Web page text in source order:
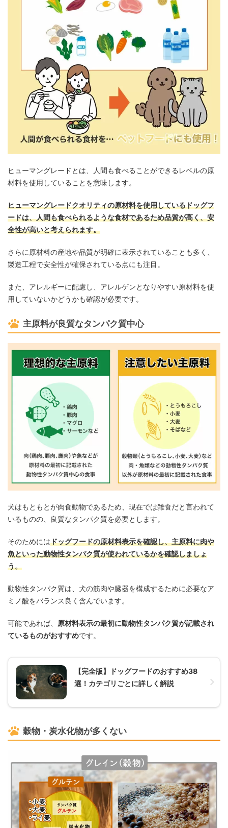
ヒューマングレードとは、人間も食べることができるレベルの原
材料を使用していることを意味します。
ヒューマングレードクオリティの原材料を使用しているドッグフ
ードは、人間も食べられるような食材であるため品質が高く、安
全性が高いと考えられます。
さらに原材料の産地や品質が明確に表示されていることも多く、
製造工程で安全性が確保されている点にも注目。
また、アレルギーに配慮し、アレルゲンとなりやすい原材料を使
用していないかどうかも確認が必要です。
主原料が良質なタンパク質中心
犬はもともとが肉食動物であるため、現在では雑食だと言われて
いるものの、良質なタンパク質を必要とします。
そのためにはドッグフードの原材料表示を確認し、主原料に肉や
魚といった動物性タンパク質が使われているかを確認しましょ
う。
動物性タンパク質は、犬の筋肉や臓器を構成するために必要なア
ミノ酸をバランス良く含んでいます。
可能であれば、 原材料表示の最初に動物性タンパク質が記載され
ているものがおすすめです。
【完全版】ドッグフードのおすすめ38
選！カテゴリごとに詳しく解説
穀物・炭水化物が多くない